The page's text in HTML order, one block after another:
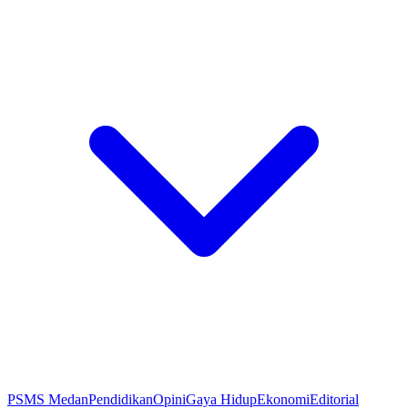
PSMS MedanPendidikanOpiniGaya HidupEkonomiEditorial